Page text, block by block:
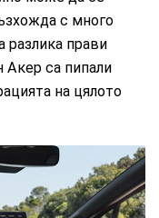
с много
разлика прави
Акер са пипали
на цялото